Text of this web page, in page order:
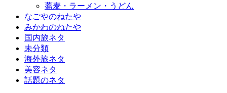
蕎麦・ラーメン・うどん
なごやのねたや
みかわのねたや
国内旅ネタ
未分類
海外旅ネタ
美容ネタ
話題のネタ